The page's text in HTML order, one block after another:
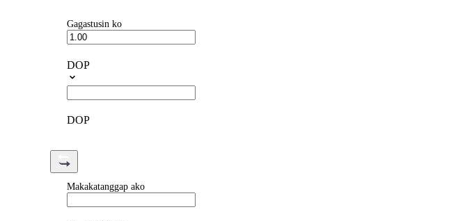
Gagastusin ko
DOP
DOP
Makakatanggap ako